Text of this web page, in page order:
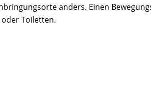
anders. Einen
oder Toiletten.